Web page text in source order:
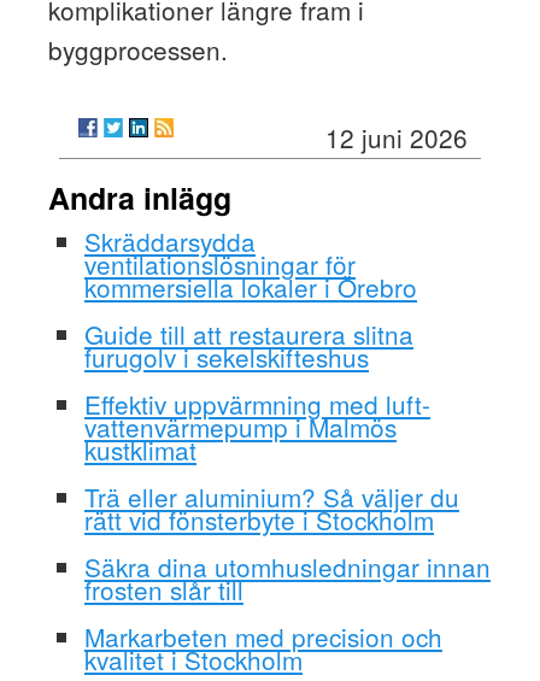
komplikationer längre fram i
byggprocessen.
12 juni 2026
Andra inlägg
Skräddarsydda
ventilationslösningar för
kommersiella lokaler i Örebro
Guide till att restaurera slitna
furugolv i sekelskifteshus
Effektiv uppvärmning med luft-
vattenvärmepump i Malmös
kustklimat
Trä eller aluminium? Så väljer du
rätt vid fönsterbyte i Stockholm
Säkra dina utomhusledningar innan
frosten slår till
Markarbeten med precision och
kvalitet i Stockholm